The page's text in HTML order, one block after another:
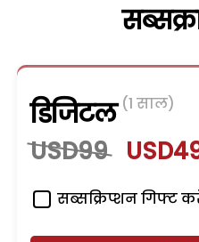
डिजिटल (1 साल)
USD99
सब्सक्रिप्शन गिफ्ट